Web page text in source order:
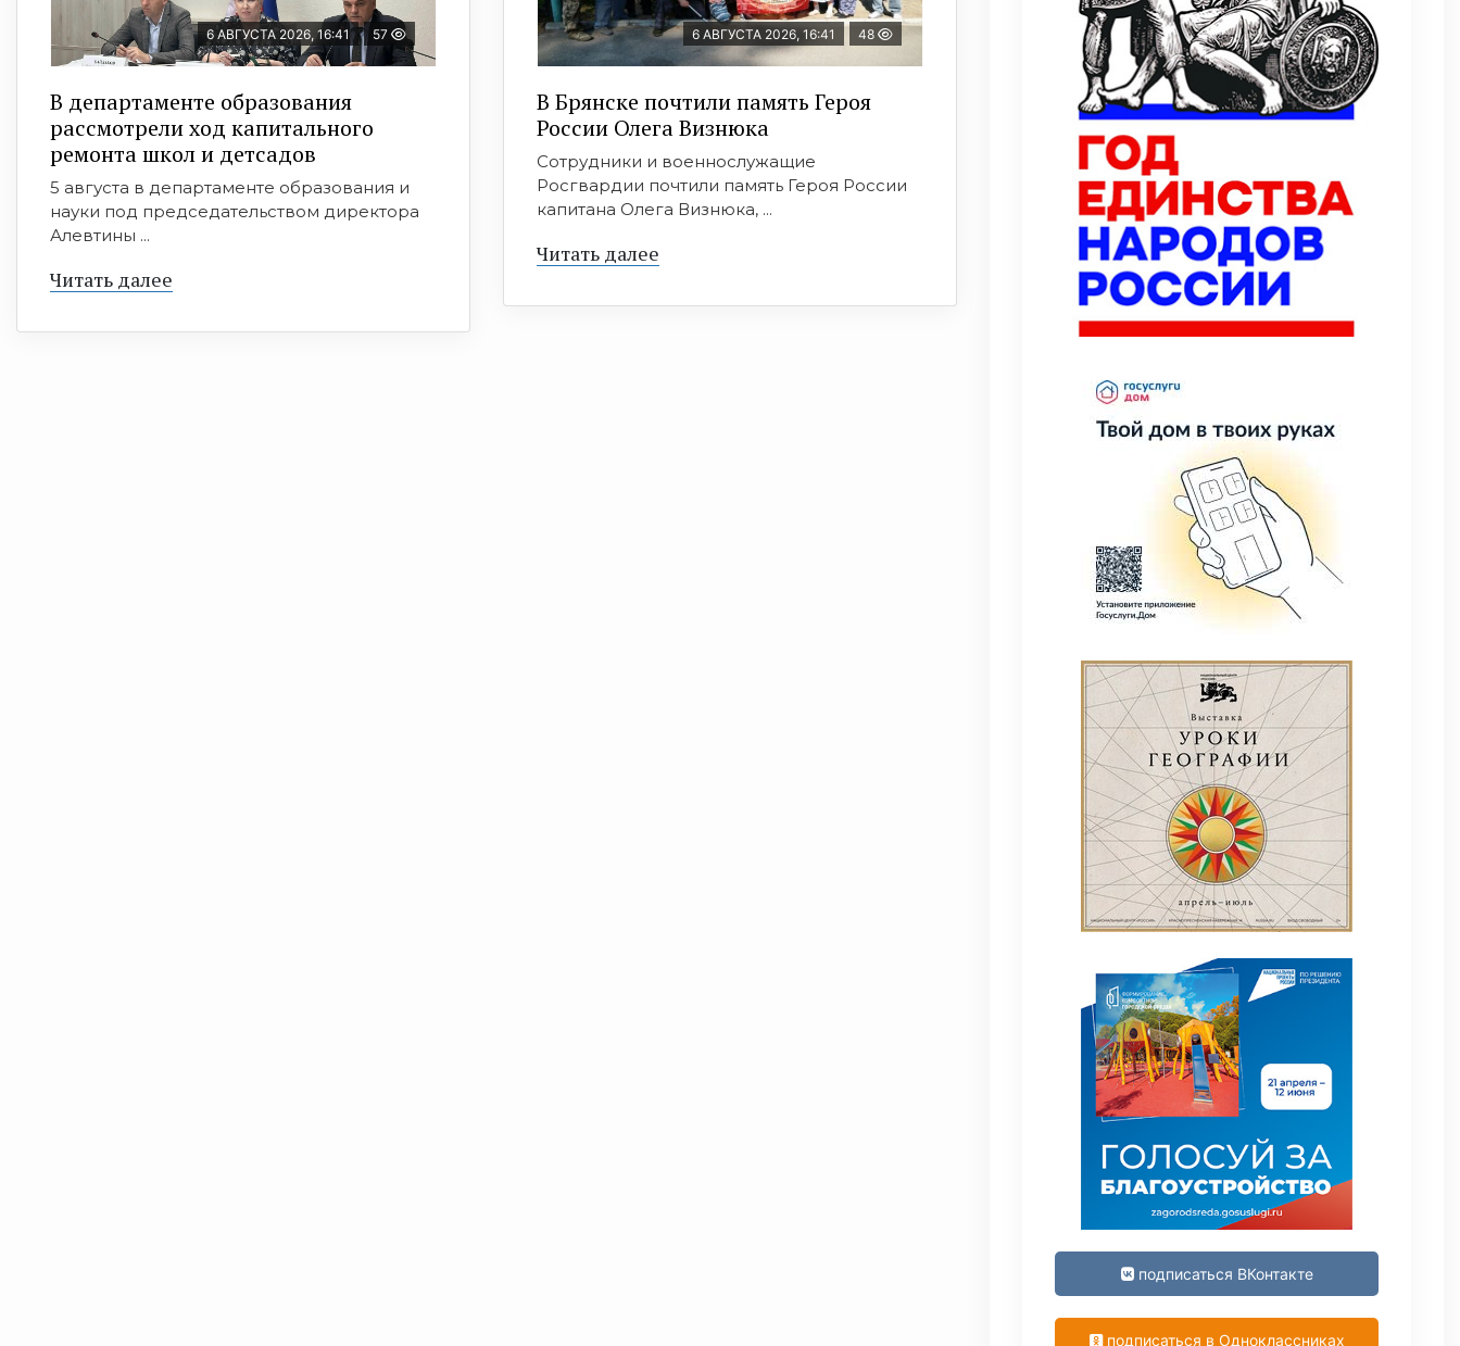
6 АВГУСТА 2026, 16:41 57
В департаменте образования
рассмотрели ход капитального
ремонта школ и детсадов
5 августа в департаменте образования и
науки под председательством директора
Алевтины ...
Читать далее
6 АВГУСТА 2026, 16:41 48
В Брянске почтили память Героя
России Олега Визнюка
Сотрудники и военнослужащие
Росгвардии почтили память Героя России
капитана Олега Визнюка, ...
Читать далее
подписаться ВКонтакте
подписаться в Одноклассниках